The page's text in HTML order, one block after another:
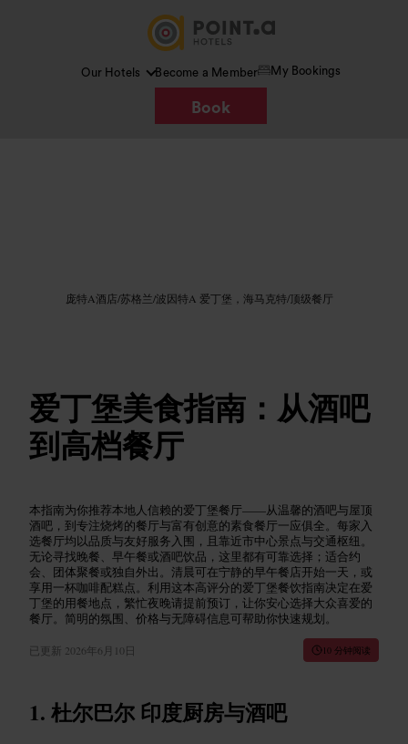
Our Hotels Become a Member My Bookings
Book
庞特A酒店/苏格兰/波因特A 爱丁堡，海马克特/顶级餐厅
爱丁堡美食指南：从酒吧
到高档餐厅
本指南为你推荐本地人信赖的爱丁堡餐厅——从温馨的酒吧与屋顶
酒吧，到专注烧烤的餐厅与富有创意的素食餐厅一应俱全。每家入
选餐厅均以品质与友好服务入围，且靠近市中心景点与交通枢纽。
无论寻找晚餐、早午餐或酒吧饮品，这里都有可靠选择；适合约
会、团体聚餐或独自外出。清晨可在宁静的早午餐店开始一天，或
享用一杯咖啡配糕点。利用这本高评分的爱丁堡餐饮指南决定在爱
丁堡的用餐地点，繁忙夜晚请提前预订，让你安心选择大众喜爱的
餐厅。简明的氛围、价格与无障碍信息可帮助你快速规划。
已更新 2026年6月10日 10 分钟阅读
杜尔巴尔 印度厨房与酒吧